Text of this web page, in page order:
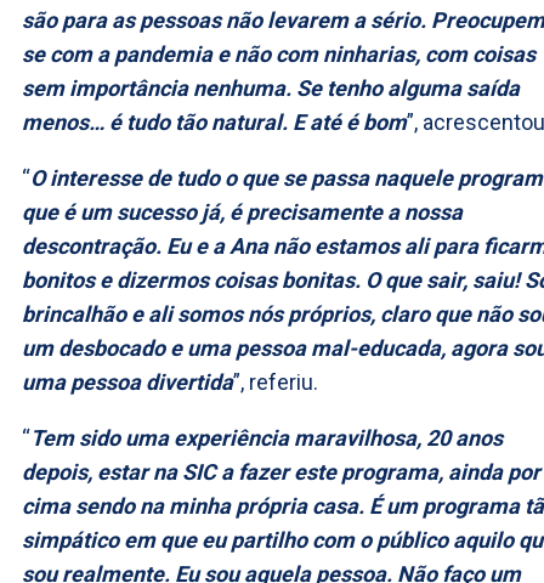
são para as pessoas não levarem a sério.
se com a pandemia e não com ninharias, com coisas
sem importância nenhuma. Se tenho alguma saída
menos… é tudo tão natural. E até é bom”,
“O interesse de tudo o que se passa naquele
que é um sucesso já, é precisamente a nossa
descontração. Eu e a Ana não estamos ali para
bonitos e dizermos coisas bonitas. O que sair, saiu!
brincalhão e ali somos nós próprios, claro que não
um desbocado e uma pessoa mal-educada, agora
uma pessoa divertida”, referiu.
“Tem sido uma experiência maravilhosa, 20 anos
depois, estar na SIC a fazer este programa, ainda por
cima sendo na minha própria casa. É um programa
simpático em que eu partilho com o público aquilo
sou realmente. Eu sou aquela pessoa. Não faço um